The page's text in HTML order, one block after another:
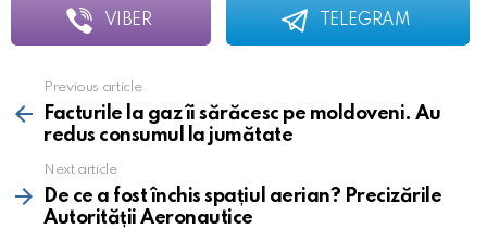
VIBER TELEGRAM
more
Previous article
Facturile la gaz îi sărăcesc pe moldoveni. Au
redus consumul la jumătate
Next article
De ce a fost închis spațiul aerian? Precizările
Autorității Aeronautice